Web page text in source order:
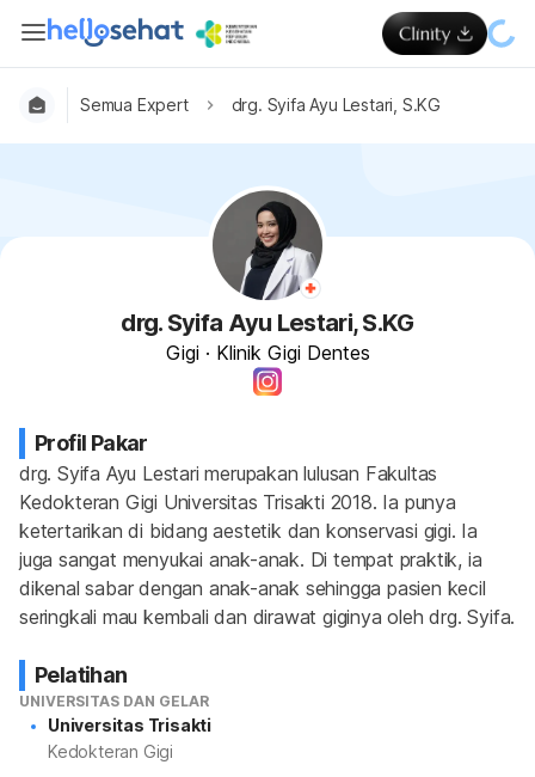
Semua Expert drg. Syifa Ayu Lestari, S.KG
drg. Syifa Ayu Lestari, S.KG
Gigi · Klinik Gigi Dentes
Profil Pakar
drg. Syifa Ayu Lestari merupakan lulusan Fakultas
Kedokteran Gigi Universitas Trisakti 2018. Ia punya
ketertarikan di bidang aestetik dan konservasi gigi. Ia
juga sangat menyukai anak-anak. Di tempat praktik, ia
dikenal sabar dengan anak-anak sehingga pasien kecil
seringkali mau kembali dan dirawat giginya oleh drg. Syifa.
Pelatihan
UNIVERSITAS DAN GELAR
Universitas Trisakti
Kedokteran Gigi